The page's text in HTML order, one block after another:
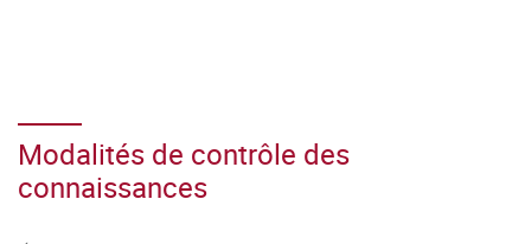
Modalités de contrôle des
connaissances